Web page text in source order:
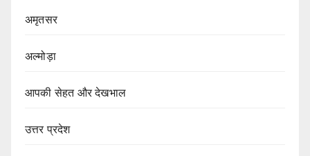
अमृतसर
अल्मोड़ा
आपकी सेहत और देखभाल
उत्तर प्रदेश